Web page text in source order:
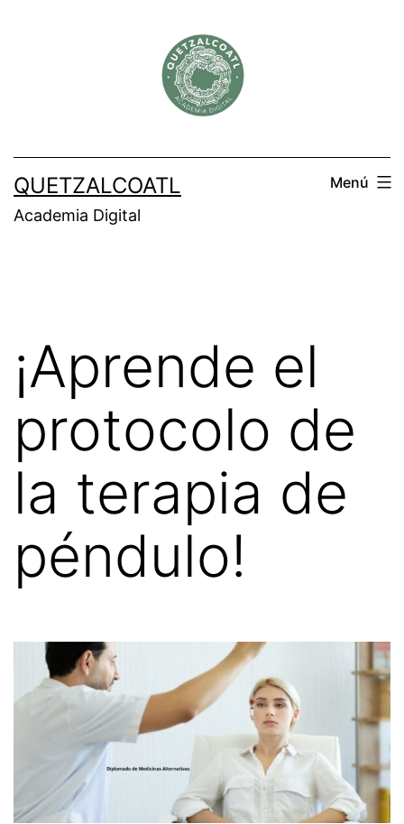
QUETZALCOATL
Academia Digital
Menú
¡Aprende el
protocolo de
la terapia de
péndulo!